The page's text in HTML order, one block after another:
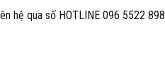
hệ qua số HOTLINE 096 5522 898